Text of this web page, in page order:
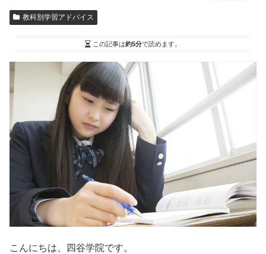
教科別学習アドバイス
この記事は約5分で読めます。
こんにちは、四谷学院です。